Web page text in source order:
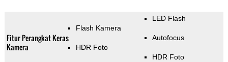
Fitur Perangkat Keras
Kamera
Flash Kamera
HDR Foto
LED Flash
Autofocus
HDR Foto